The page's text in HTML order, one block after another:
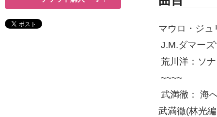
マウロ・ジュ
J.M.ダマー
荒川洋：ソ
~~~~
武満徹： 海
武満徹(林光